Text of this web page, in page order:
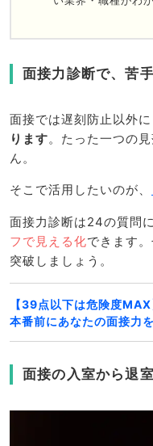
面接力診断で、苦
面接では遅刻防止以外に
ります。たった一つの
ん。
そこで活用したいのが、
面接力診断は24の質問
フで見える化できます
突破しましょう。
【39点以下は危険度MAX
本番前にあなたの面接力
面接の入室から退